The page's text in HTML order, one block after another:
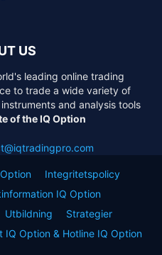
US
leading online trading
to trade a wide variety of
and analysis tools
of the IQ Option
Integritetspolicy
IQ Option
Utbildning
Strategier
Option & Hotline IQ Option